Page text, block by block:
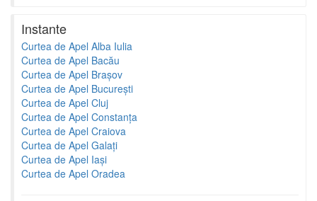
Instante
Curtea de Apel Alba Iulia
Curtea de Apel Bacău
Curtea de Apel Brașov
Curtea de Apel București
Curtea de Apel Cluj
Curtea de Apel Constanța
Curtea de Apel Craiova
Curtea de Apel Galați
Curtea de Apel Iași
Curtea de Apel Oradea